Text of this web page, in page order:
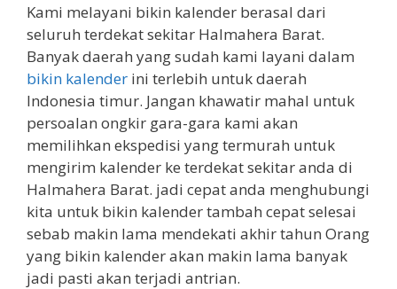
Kami melayani bikin kalender berasal dari
seluruh terdekat sekitar Halmahera Barat.
Banyak daerah yang sudah kami layani dalam
bikin kalender ini terlebih untuk daerah
Indonesia timur. Jangan khawatir mahal untuk
persoalan ongkir gara-gara kami akan
memilihkan ekspedisi yang termurah untuk
mengirim kalender ke terdekat sekitar anda di
Halmahera Barat. jadi cepat anda menghubungi
kita untuk bikin kalender tambah cepat selesai
sebab makin lama mendekati akhir tahun Orang
yang bikin kalender akan makin lama banyak
jadi pasti akan terjadi antrian.